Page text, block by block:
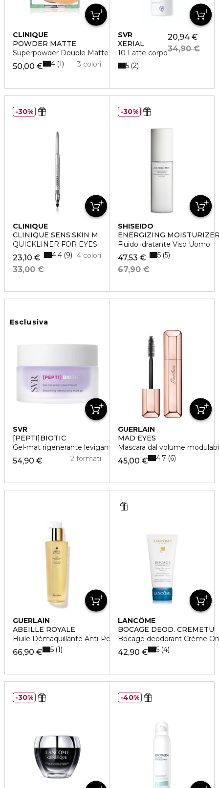
CLINIQUE
POWDER MATTE
Superpowder Double Matte
50,00 € 3 colori
4 1
SVR
XERIAL
10 Latte corpo
20,94 €
34,90 €
5 2
CLINIQUE
CLINIQUE SENS.SKIN M
QUICKLINER FOR EYES
23,10 €
33,00 €
4 colori
4.4 9
30%
SHISEIDO
ENERGIZING
Fluido idratante Viso Uomo
47,53 €
67,90 €
5 5
30%
Esclusiva
SVR
[PEPTI]BIOTIC
Gel-mat rigenerante levigante
54,90 € 2 formati
GUERLAIN
MAD EYES
Mascara dal volume
45,00 € 4.7 6
GUERLAIN
ABEILLE ROYALE
Huile Démaquillante Anti-Pollution
66,90 € 5 1
LANCÔME
BOCAGE DEOD. CREMETU
Bocage deodorant Crème
42,90 € 5 4
30% 40%